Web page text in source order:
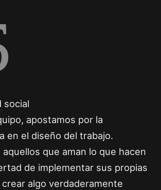
social
apostamos por la
en el diseño del trabajo.
que aman lo que hacen
de implementar sus propias
algo verdaderamente